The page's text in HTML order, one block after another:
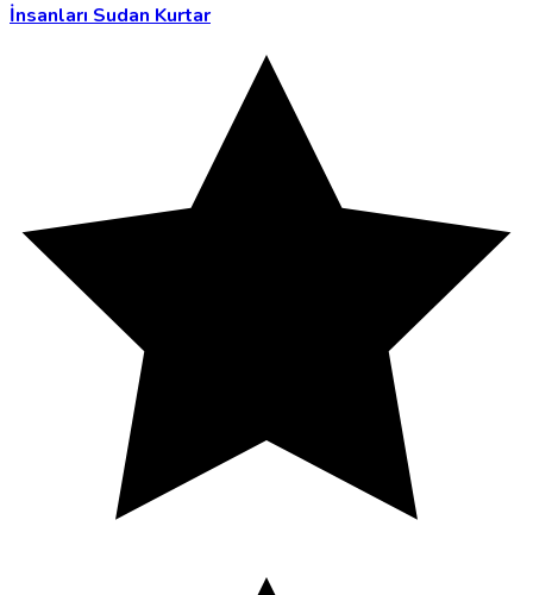
İnsanları Sudan Kurtar